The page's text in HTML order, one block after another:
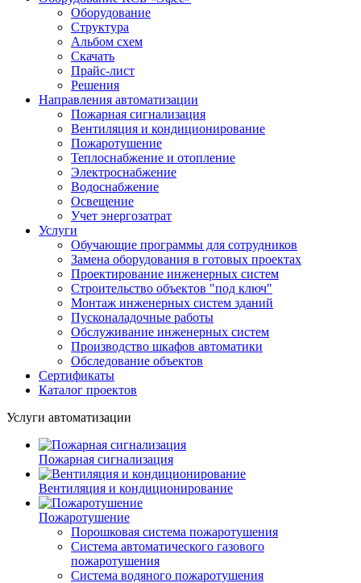
Оборудование
Структура
Альбом схем
Скачать
Прайс-лист
Решения
Направления автоматизации
Пожарная сигнализация
Вентиляция и кондиционирование
Пожаротушение
Теплоснабжение и отопление
Электроснабжение
Водоснабжение
Освещение
Учет энергозатрат
Услуги
Обучающие программы для сотрудников
Замена оборудования в готовых проектах
Проектирование инженерных систем
Строительство объектов "под ключ"
Монтаж инженерных систем зданий
Пусконаладочные работы
Обслуживание инженерных систем
Производство шкафов автоматики
Обследование объектов
Сертификаты
Каталог проектов
Услуги автоматизации
Пожарная сигнализация
Вентиляция и кондиционирование
Пожаротушение
Порошковая система пожаротушения
Система автоматического газового
пожаротушения
Система водяного пожаротушения